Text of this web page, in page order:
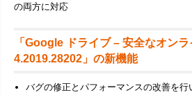
の両方に対応
「Google ドライブ – 安全なオン
4.2019.28202」の新機能
バグの修正とパフォーマンスの改善を行